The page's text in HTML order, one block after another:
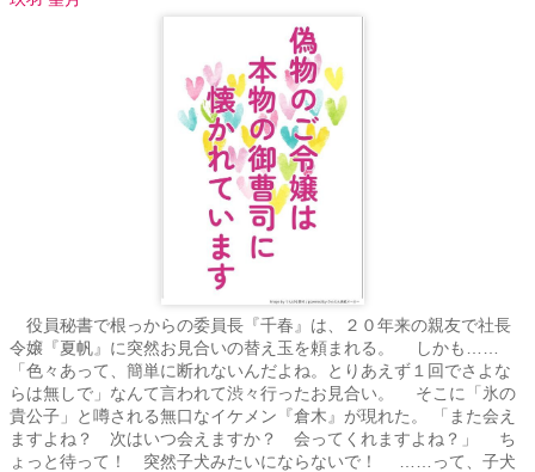
役員秘書で根っからの委員長『千春』は、２０年来の親友で社長
令嬢『夏帆』に突然お見合いの替え玉を頼まれる。 しかも……
「色々あって、簡単に断れないんだよね。とりあえず１回でさよな
らは無しで」なんて言われて渋々行ったお見合い。 そこに「氷の
貴公子」と噂される無口なイケメン『倉木』が現れた。 「また会え
ますよね？ 次はいつ会えますか？ 会ってくれますよね？」 ち
ょっと待って！ 突然子犬みたいにならないで！ ……って、子犬